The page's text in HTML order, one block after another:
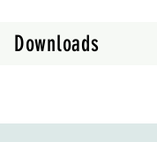
Downloads